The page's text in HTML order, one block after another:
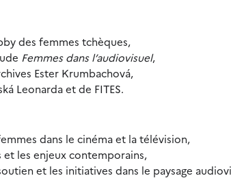
des femmes tchèques,
Femmes dans l’audiovisuel,
Ester Krumbachová,
Leonarda et de FITES.
dans le cinéma et la télévision,
et les enjeux contemporains,
et les initiatives dans le paysage